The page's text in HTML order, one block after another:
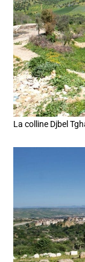
La colline Djbel